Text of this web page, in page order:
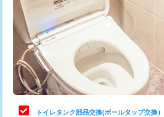
トイレタンク部品交換(ボールタップ交換）